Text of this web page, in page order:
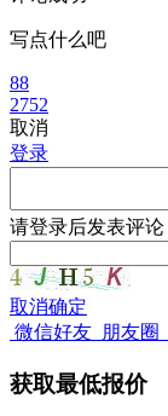
写点什么吧
88
2752
取消
登录
请登录后发表评论
取消确定
微信好友 朋友圈
获取最低报价